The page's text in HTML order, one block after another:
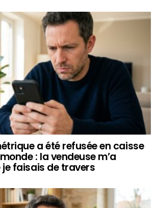
a été refusée en caisse
: la vendeuse m’a
faisais de travers